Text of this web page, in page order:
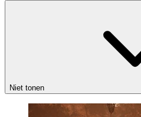
Niet tonen